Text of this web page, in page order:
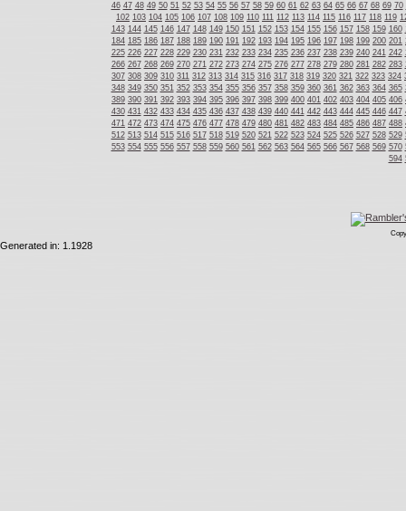
46 47 48 49 50 51 52 53 54 55 56 57 58 59 60 61 62 63 64 65 66 67 68 69 70
102 103 104 105 106 107 108 109 110 111 112 113 114 115 116 117 118 119
143 144 145 146 147 148 149 150 151 152 153 154 155 156 157 158 159 160
184 185 186 187 188 189 190 191 192 193 194 195 196 197 198 199 200 201
225 226 227 228 229 230 231 232 233 234 235 236 237 238 239 240 241 242
266 267 268 269 270 271 272 273 274 275 276 277 278 279 280 281 282 283
307 308 309 310 311 312 313 314 315 316 317 318 319 320 321 322 323 324
348 349 350 351 352 353 354 355 356 357 358 359 360 361 362 363 364 365
389 390 391 392 393 394 395 396 397 398 399 400 401 402 403 404 405 406
430 431 432 433 434 435 436 437 438 439 440 441 442 443 444 445 446 447
471 472 473 474 475 476 477 478 479 480 481 482 483 484 485 486 487 488
512 513 514 515 516 517 518 519 520 521 522 523 524 525 526 527 528 529
553 554 555 556 557 558 559 560 561 562 563 564 565 566 567 568 569 570
594
Generated in: 1.1928